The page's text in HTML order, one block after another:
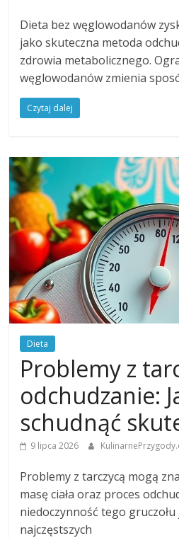
Dieta bez węglowodanów
jako skuteczna metoda
zdrowia metabolicznego.
węglowodanów zmienia
Czytaj dalej
Dieta
Problemy z
odchudzanie:
schudnąć
9 lipca 2026
Problemy z tarczycą mogą
masę ciała oraz proces
niedoczynność tego
najczęstszych